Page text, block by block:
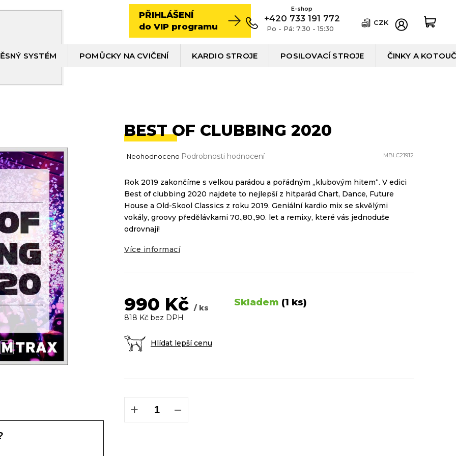
PŘIHLÁŠENÍ
do VIP programu
+420 733 191 772
Po - Pá: 7:30 - 15:30
CZK
SYSTÉM POMŮCKY NA CVIČENÍ KARDIO STROJE POSILOVACÍ STROJE ČINKY A
BEST OF CLUBBING 2020
MBLC21912
Průměrné
je
0,0
z
5
hvězdiček.
Neohodnoceno Podrobnosti hodnocení
990 Kč / ks Skladem (1 ks)
Hlídat lepší cenu
818 Kč bez DPH
+ −
Rok 2019 zakončíme s velkou parádou a pořádným „klubovým hitem“. V edici
Best of clubbing 2020 najdete to nejlepší z hitparád Chart, Dance, Future
House a Old-Skool Classics z roku 2019. Geniální kardio mix se skvělými
vokály, groovy předělávkami 70.,80.,90. let a remixy, které vás jednoduše
odrovnají!
Více informací